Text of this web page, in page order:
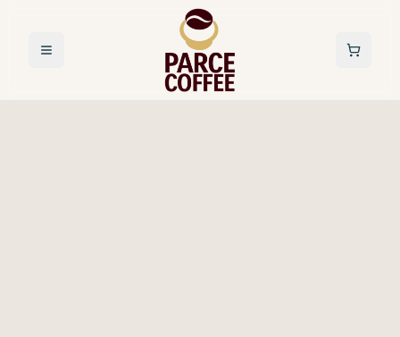
Toggle menu Carrito